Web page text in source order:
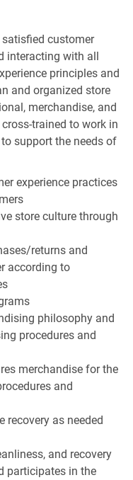
customer
interacting with all
principles and
and organized store
merchandise, and
trained to work in
support the needs of
experience practices
store culture through
returns and
according to
philosophy and
procedures and
merchandise for the
and
recovery as needed
and recovery
participates in the